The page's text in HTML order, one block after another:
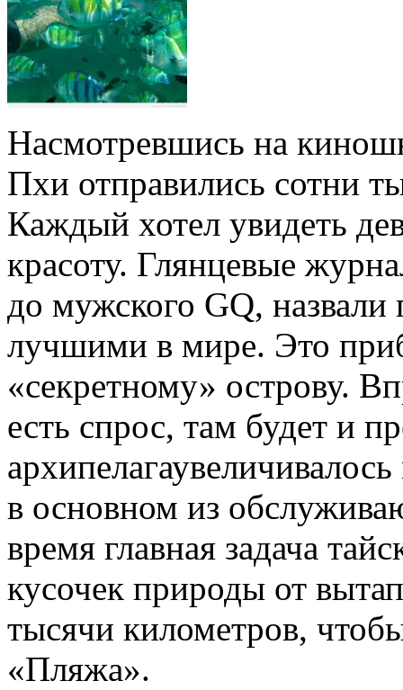
Насмотревшись на
Пхи отправились сотни
Каждый хотел увидеть
красоту. Глянцевые
до мужского GQ,
лучшими в мире. Это
«секретному» острову.
есть спрос, там будет и
в основном из
время главная задача
кусочек природы от
тысячи километров,
«Пляжа».